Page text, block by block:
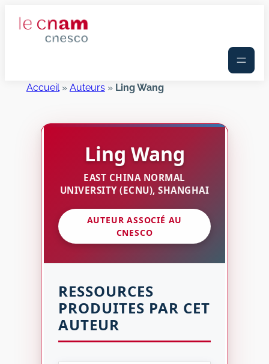
Accueil» Auteurs» Ling Wang
Ling Wang
EAST CHINA NORMAL
UNIVERSITY (ECNU), SHANGHAI
AUTEUR ASSOCIÉ AU
CNESCO
RESSOURCES
PRODUITES PAR CET
AUTEUR